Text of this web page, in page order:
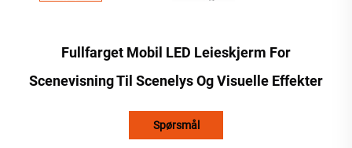
Fullfarget Mobil LED Leieskjerm For
Scenevisning Til Scenelys Og Visuelle Effekter
Spørsmål